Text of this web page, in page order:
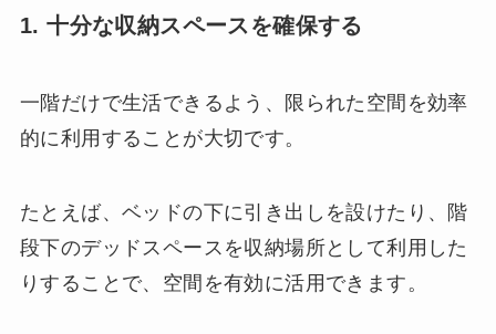
1. 十分な収納スペースを確保する
一階だけで生活できるよう、限られた空間を効率
的に利用することが大切です。
たとえば、ベッドの下に引き出しを設けたり、階
段下のデッドスペースを収納場所として利用した
りすることで、空間を有効に活用できます。